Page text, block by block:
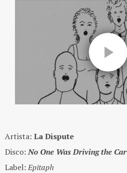
Artista: La Dispute
Disco: No One Was Driving the Car
Label: Epitaph